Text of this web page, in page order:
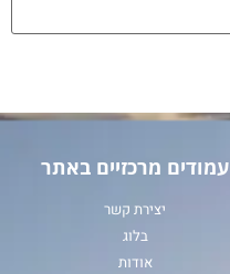
עמודים מרכזיים באתר
יצירת קשר
בלוג
אודות